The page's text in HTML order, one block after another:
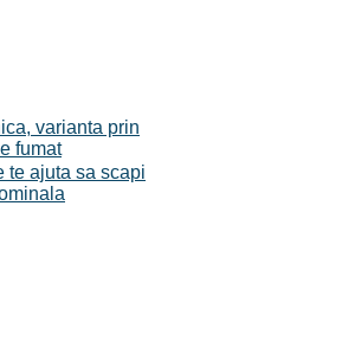
varianta prin
fumat
te ajuta sa scapi